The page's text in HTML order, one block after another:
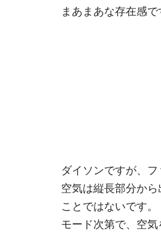
まあまあな存在感で
ダイソンですが、
空気は縦長部分か
ことではないです。
モード次第で、空気